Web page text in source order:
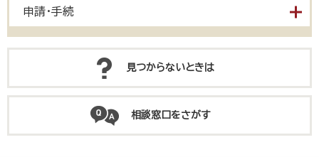
申請・手続
見つからないときは
相談窓口をさがす